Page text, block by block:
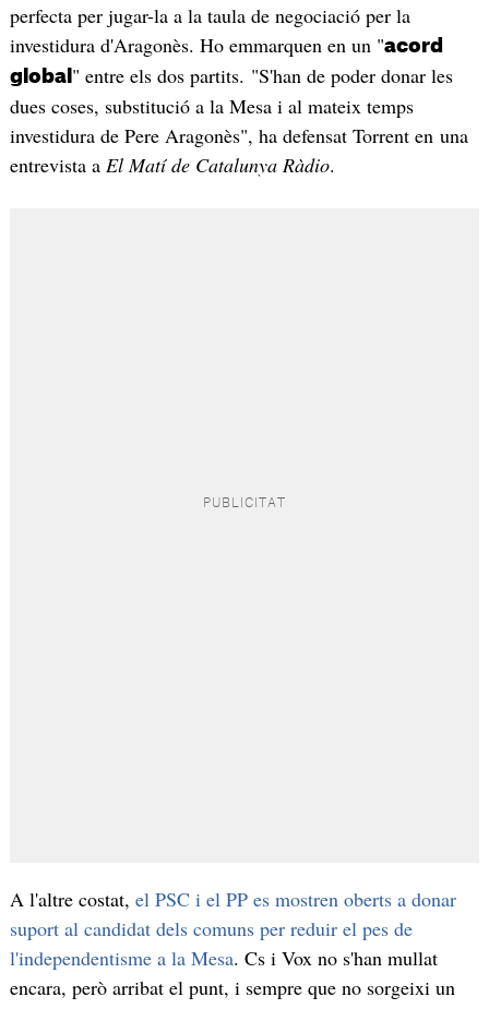
perfecta per jugar-la a la taula de negociació per la
investidura d'Aragonès. Ho emmarquen en un "acord
global " entre els dos partits. "S'han de poder donar les
dues coses, substitució a la Mesa i al mateix temps
investidura de Pere Aragonès", ha defensat Torrent en una
entrevista a El Matí de Catalunya Ràdio.
A l'altre costat, el PSC i el PP es mostren oberts a donar
suport al candidat dels comuns per reduir el pes de
l'independentisme a la Mesa. Cs i Vox no s'han mullat
encara, però arribat el punt, i sempre que no sorgeixi un